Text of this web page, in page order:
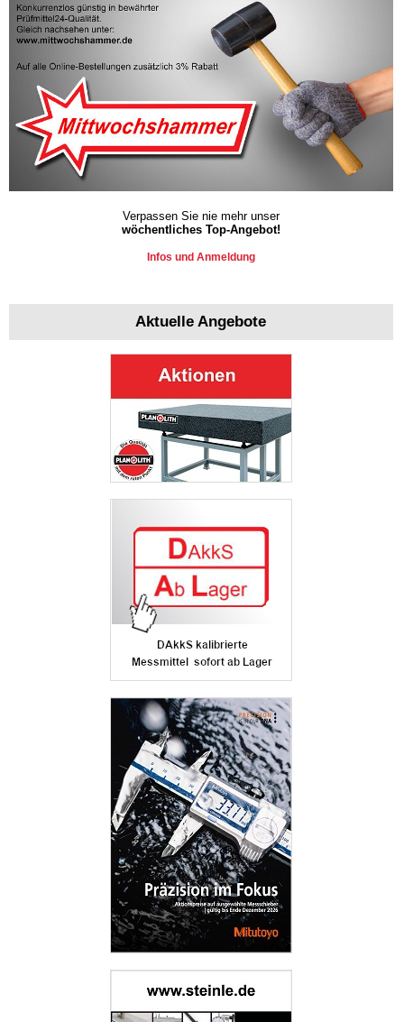
Verpassen Sie nie mehr unser
wöchentliches Top-Angebot!
Infos und Anmeldung
Aktuelle Angebote